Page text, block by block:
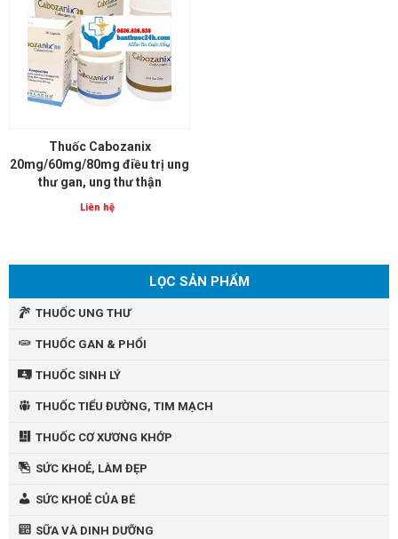
Thuốc Cabozanix
20mg/60mg/80mg điều trị ung
thư gan, ung thư thận
Liên hệ
LỌC SẢN PHẨM
THUỐC UNG THƯ
THUỐC GAN & PHỔI
THUỐC SINH LÝ
THUỐC TIỂU ĐƯỜNG, TIM MẠCH
THUỐC CƠ XƯƠNG KHỚP
SỨC KHOẺ, LÀM ĐẸP
SỨC KHOẺ CỦA BÉ
SỮA VÀ DINH DƯỠNG